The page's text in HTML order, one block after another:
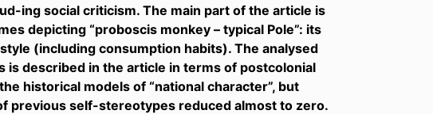
ing social criticism. The main part of the article is
depicting “proboscis monkey – typical Pole”: its
(including consumption habits). The analysed
described in the article in terms of postcolonial
historical models of “national character”, but
previous self-stereotypes reduced almost to zero.